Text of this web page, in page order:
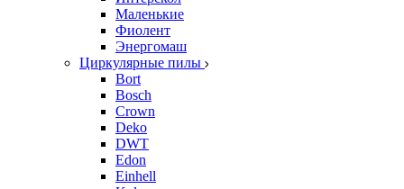
Маленькие
Фиолент
Энергомаш
Циркулярные пилы
Bort
Bosch
Crown
Deko
DWT
Edon
Einhell